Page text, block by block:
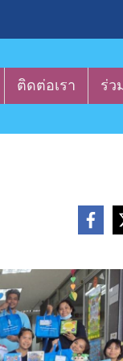
ติดต่อเรา ร่ว